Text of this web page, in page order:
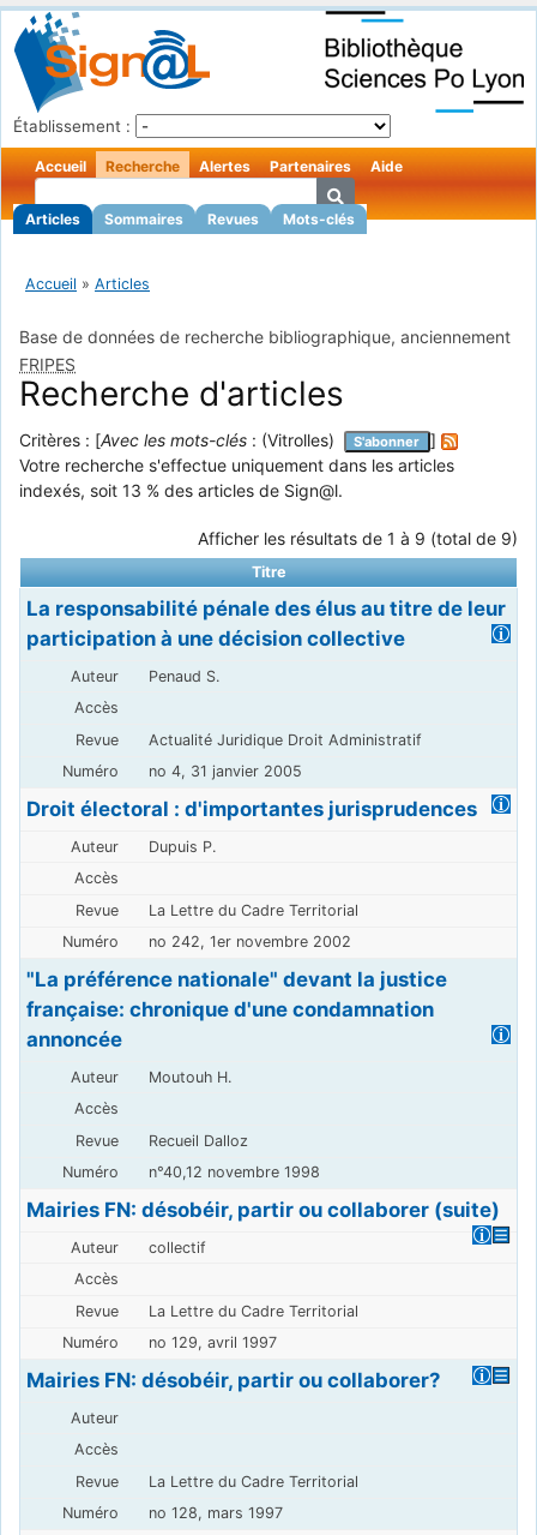
Établissement :
Accueil Recherche
Articles Sommaires Revues Mots-clés
Alertes Partenaires Aide
Accueil » Articles
Base de données de recherche bibliographique, anciennement
FRIPES
Recherche d'articles
Critères : [Avec les mots-clés : (Vitrolles) S'abonner
]
Votre recherche s'effectue uniquement dans les articles
indexés, soit 13 % des articles de Sign@l.
Afficher les résultats de 1 à 9 (total de 9)
Titre
La responsabilité pénale des élus au titre de leur
participation à une décision collective
Penaud S.
Actualité Juridique Droit Administratif
no 4, 31 janvier 2005
Droit électoral : d'importantes jurisprudences
Dupuis P.
La Lettre du Cadre Territorial
no 242, 1er novembre 2002
"La préférence nationale" devant la justice
française: chronique d'une condamnation
annoncée
Moutouh H.
Recueil Dalloz
n°40,12 novembre 1998
Mairies FN: désobéir, partir ou collaborer (suite)
collectif
La Lettre du Cadre Territorial
no 129, avril 1997
Mairies FN: désobéir, partir ou collaborer?
La Lettre du Cadre Territorial
no 128, mars 1997